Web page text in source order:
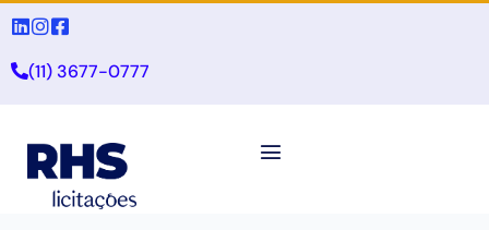
(11) 3677-0777